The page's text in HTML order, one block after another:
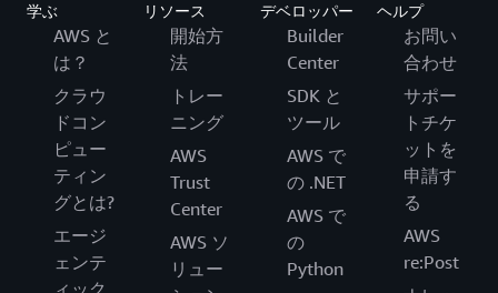
学ぶ
AWS と
は？
クラウ
ドコン
ピュー
ティン
グとは?
エージ
ェンテ
リソース
開始方
法
トレー
ニング
AWS
Trust
Center
AWS ソ
リュー
デベロッパー
Builder
Center
SDK と
ツール
AWS で
の .NET
AWS で
の
Python
ヘルプ
お問い
合わせ
サポー
トチケ
ットを
申請す
る
AWS
re:Post